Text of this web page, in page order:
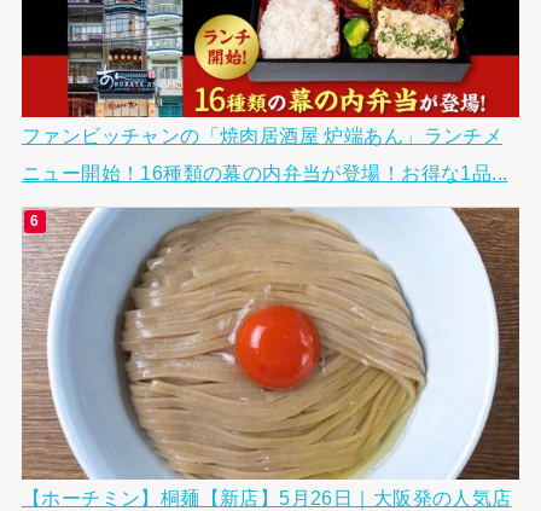
ファンビッチャンの「焼肉居酒屋 炉端あん」ランチメ
ニュー開始！16種類の幕の内弁当が登場！お得な1品...
【ホーチミン】桐麺【新店】5月26日｜大阪発の人気店